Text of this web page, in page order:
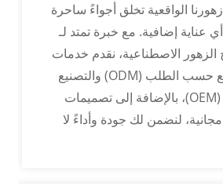
الواقعية تخلق أجواءً ساحرة
عناية إضافية. مع خبرة تمتد لـ
الزهور الاصطناعية، نقدم خدمات
التصميم والتصنيع حسب الطلب (ODM) والتصنيع
الأصلي للمعدات (OEM)، بالإضافة إلى تصميمات
لنضمن لك جودة وأداءً لا